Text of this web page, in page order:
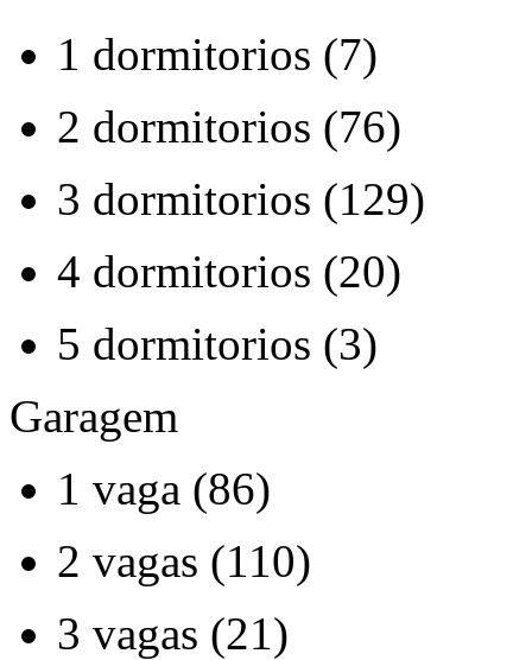
1 dormitorios (7)
2 dormitorios (76)
3 dormitorios (129)
4 dormitorios (20)
5 dormitorios (3)
Garagem
1 vaga (86)
2 vagas (110)
3 vagas (21)